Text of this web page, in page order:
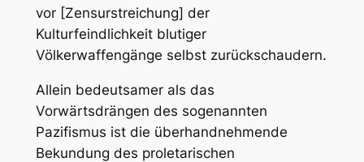
vor [Zensurstreichung] der
Kulturfeindlichkeit blutiger
Völkerwaffengänge selbst zurückschaudern.
Allein bedeutsamer als das
Vorwärtsdrängen des sogenannten
Pazifismus ist die überhandnehmende
Bekundung des proletarischen